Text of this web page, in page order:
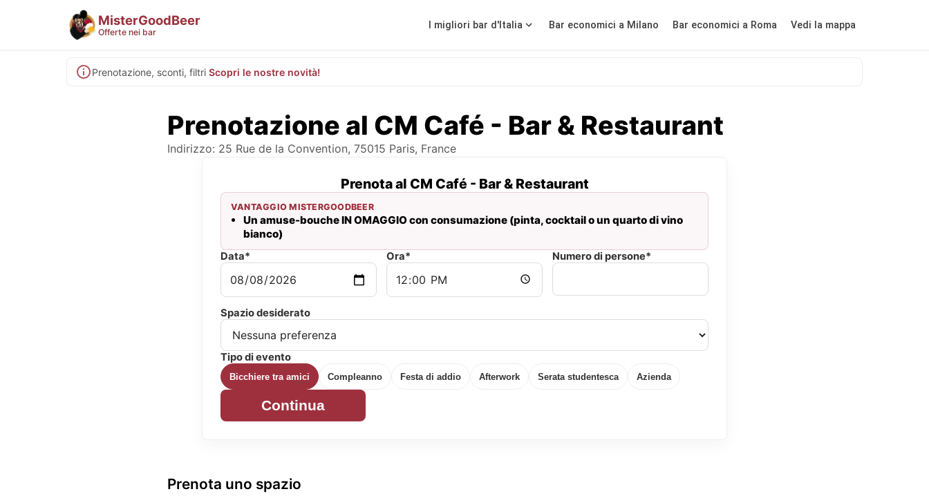
MisterGoodBeer
Offerte nei bar
I migliori bar d'Italia Bar economici a Milano Bar economici a Roma Vedi la mappa
Prenotazione, sconti, filtri Scopri le nostre novità!
Prenotazione al CM Café - Bar & Restaurant
Indirizzo: 25 Rue de la Convention, 75015 Paris, France
Prenota al CM Café - Bar & Restaurant
VANTAGGIO MISTERGOODBEER
Un amuse-bouche IN OMAGGIO con consumazione (pinta, cocktail o un quarto di vino
bianco)
Data* Ora* Numero di persone*
Spazio desiderato
Tipo di evento
Bicchiere tra amici Compleanno Festa di addio Afterwork Serata studentesca Azienda
Continua
Prenota uno spazio